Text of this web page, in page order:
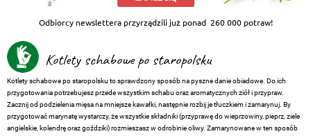
Kotlety schabowe po staropolsku
Kotlety schabowe po staropolsku to sprawdzony sposób na pyszne danie obiadowe. Do ich
przygotowania potrzebujesz przede wszystkim schabu oraz aromatycznych ziół i przypraw.
Zacznij od podzielenia mięsa na mniejsze kawałki, następnie rozbij je tłuczkiem i zamarynuj. By
przygotować marynatę wystarczy, że wszystkie składniki (przyprawę do wieprzowiny, pieprz, ziele
angielskie, kolendrę oraz goździki) rozmieszasz w odrobinie oliwy. Zamarynowane w ten sposób
mięso włóż na jakiś czas do lodówki, po czym odsącz z nadmiaru marynaty. Kotlety smaż przez